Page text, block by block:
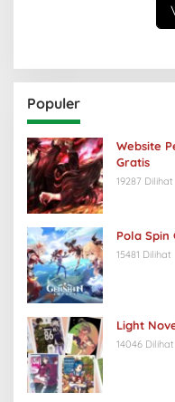
Populer
Website
Gratis
19287 Dilihat
Pola Spin
15481 Dilihat
Light
14046 Dilihat